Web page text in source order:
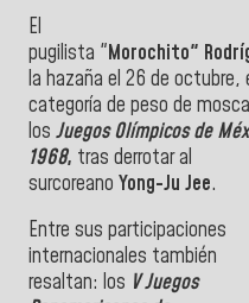
El
pugilista "Morochito"
la hazaña el 26 de octubre,
categoría de peso de
los Juegos Olímpicos de
1968, tras derrotar al
surcoreano Yong-Ju Jee.
Entre sus participaciones
internacionales también
resaltan: los V Juegos